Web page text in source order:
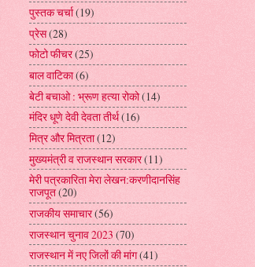
पुस्तक चर्चा(19)
प्रेस(28)
फोटो फीचर(25)
बाल वाटिका(6)
बेटी बचाओ : भ्रूण हत्या रोको(14)
मंदिर धूणे देवी देवता तीर्थ(16)
मित्र और मित्रता(12)
मुख्यमंत्री व राजस्थान सरकार(11)
मेरी पत्रकारिता मेरा लेखन:करणीदानसिंह
राजपूत(20)
राजकीय समाचार(56)
राजस्थान चुनाव 2023 (70)
राजस्थान में नए जिलों की मांग(41)